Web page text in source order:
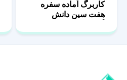
هفت سین دانش
آموزان 2